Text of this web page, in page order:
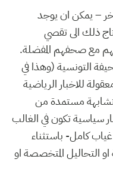
– يمكن ان يوجد
ذلك الى تقصي
مع صحفهم المفضلة.
التونسية (وهذا في
للاخبار الرياضية
مستمدة من
سياسية تكون في الغالب
غياب كامل- باستثناء
او التحاليل المتخصصة او